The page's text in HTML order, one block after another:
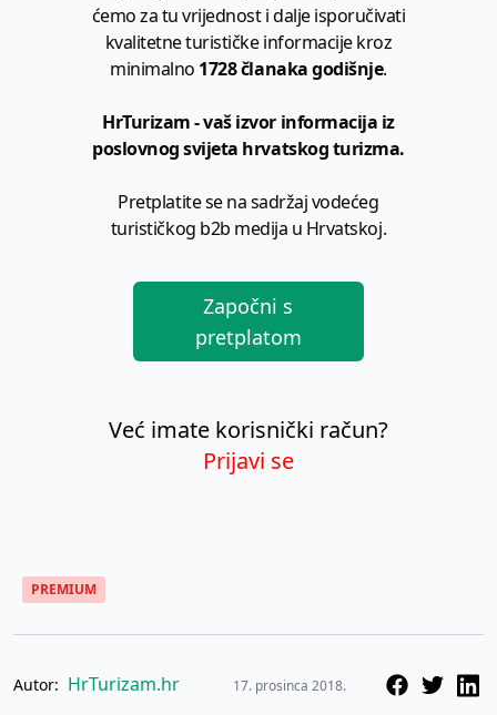
ćemo za tu vrijednost i dalje isporučivati
kvalitetne turističke informacije kroz
minimalno 1728 članaka godišnje.
HrTurizam - vaš izvor informacija iz
poslovnog svijeta hrvatskog turizma.
Pretplatite se na sadržaj vodećeg
turističkog b2b medija u Hrvatskoj.
Započni s
pretplatom
Već imate korisnički račun?
Prijavi se
PREMIUM
Autor: HrTurizam.hr 17. prosinca 2018.